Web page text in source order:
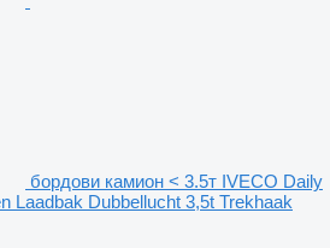
бордови камион < 3.5т IVECO Daily
Laadbak Dubbellucht 3,5t Trekhaak